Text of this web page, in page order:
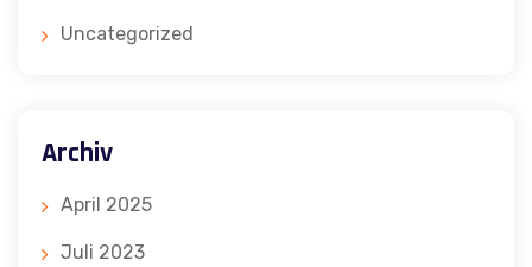
Uncategorized
Archiv
April 2025
Juli 2023